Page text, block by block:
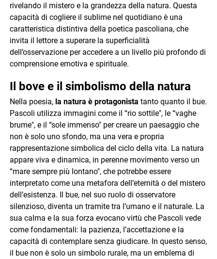
rivelando il mistero e la grandezza della natura. Questa
capacità di cogliere il sublime nel quotidiano è una
caratteristica distintiva della poetica pascoliana, che
invita il lettore a superare la superficialità
dell’osservazione per accedere a un livello più profondo di
comprensione emotiva e spirituale.
Il bove e il simbolismo della natura
Nella poesia, la natura è protagonista tanto quanto il bue.
Pascoli utilizza immagini come il “rio sottile", le “vaghe
brume", e il “sole immenso" per creare un paesaggio che
non è solo uno sfondo, ma una vera e propria
rappresentazione simbolica del ciclo della vita. La natura
appare viva e dinamica, in perenne movimento verso un
“mare sempre più lontano", che potrebbe essere
interpretato come una metafora dell’eternità o del mistero
dell’esistenza. Il bue, nel suo ruolo di osservatore
silenzioso, diventa un tramite tra l’umano e il naturale. La
sua calma e la sua forza evocano virtù che Pascoli vede
come fondamentali: la pazienza, l’accettazione e la
capacità di contemplare senza giudicare. In questo senso,
il bue non è solo un simbolo rurale, ma un emblema di